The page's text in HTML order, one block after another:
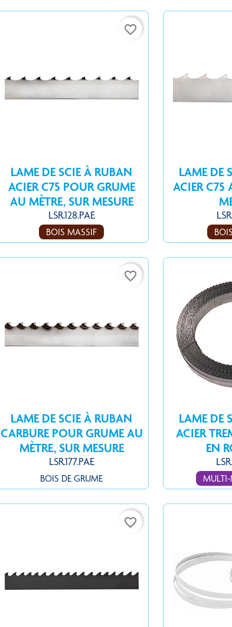
favorite_border
LAME DE SCIE À RUBAN
ACIER C75 POUR GRUME
AU MÈTRE, SUR MESURE
LSR.128.PAE
BOIS MASSIF
LAME DE
ACIER C75
favorite_border
LAME DE SCIE À RUBAN
CARBURE POUR GRUME AU
MÈTRE, SUR MESURE
LSR.177.PAE
BOIS DE GRUME
LAME DE
ACIER
EN
favorite_border